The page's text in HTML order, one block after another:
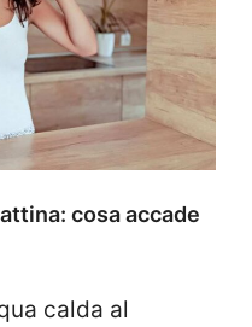
cosa accade
calda al